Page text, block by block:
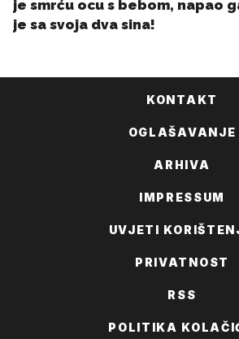
KONTAKT
OGLAŠAVANJE
ARHIVA
IMPRESSUM
UVJETI
PRIVATNOST
RSS
POLITIKA